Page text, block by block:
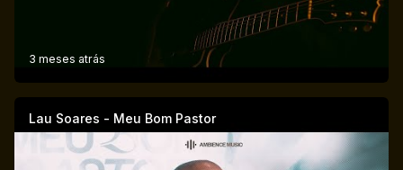
3 meses atrás
Lau Soares - Meu Bom Pastor